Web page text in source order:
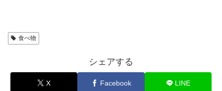
食べ物
シェアする
X Facebook LINE